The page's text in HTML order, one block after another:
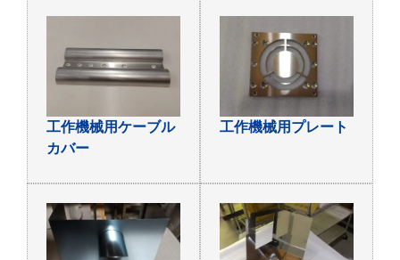
工作機械用ケーブル
カバー
工作機械用プレート